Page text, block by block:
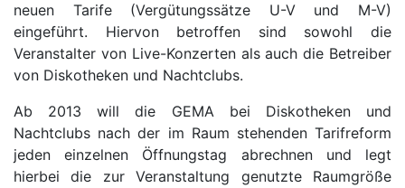
neuen Tarife (Vergütungssätze U-V und M-V)
eingeführt. Hiervon betroffen sind sowohl die
Veranstalter von Live-Konzerten als auch die Betreiber
von Diskotheken und Nachtclubs.
Ab 2013 will die GEMA bei Diskotheken und
Nachtclubs nach der im Raum stehenden Tarifreform
jeden einzelnen Öffnungstag abrechnen und legt
hierbei die zur Veranstaltung genutzte Raumgröße